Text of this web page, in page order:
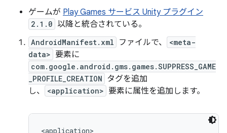
ゲームが Play Games サービス Unity プラグイン
2.1.0 以降と統合されている。
AndroidManifest.xml ファイルで、
<meta-
data> 要素に
com.google.android.gms.games.SUPPRESS_GAME
_PROFILE_CREATION タグを追加
し、
<application> 要素に属性を追加します。